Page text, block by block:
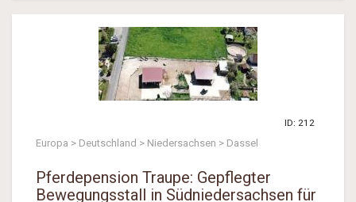
ID: 212
Europa > Deutschland > Niedersachsen > Dassel
Pferdepension Traupe: Gepflegter
Bewegungsstall in Südniedersachsen für